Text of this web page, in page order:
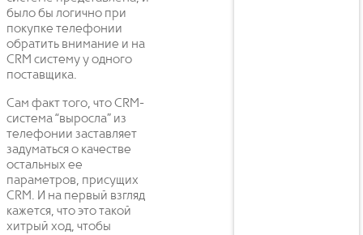
было бы логично при
покупке телефонии
обратить внимание и на
CRM систему у одного
поставщика.
Сам факт того, что CRM-
система “выросла” из
телефонии заставляет
задуматься о качестве
остальных ее
параметров, присущих
CRM. И на первый взгляд
кажется, что это такой
хитрый ход, чтобы